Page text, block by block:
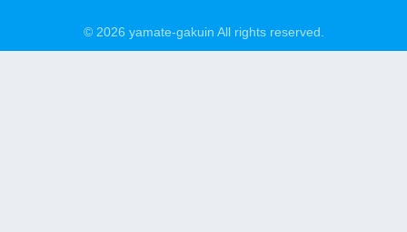
© 2026 yamate-gakuin All rights reserved.